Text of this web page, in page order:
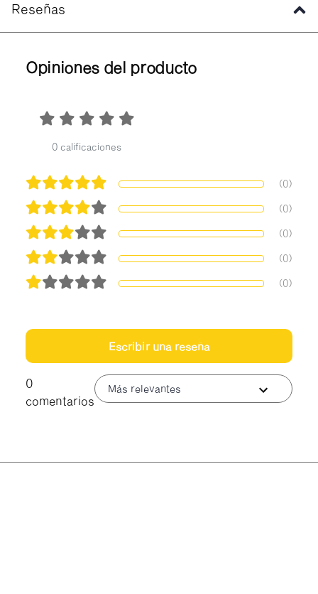
Reseñas
Opiniones del producto
0 calificaciones
(0)
(0)
(0)
(0)
(0)
Escribir una reseña
0
comentarios
Más relevantes